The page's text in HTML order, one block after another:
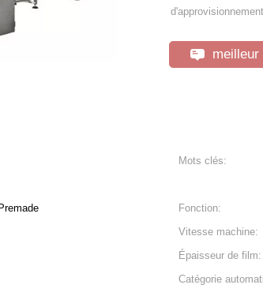
meilleur
Mots clés:
Fonction:
Vitesse machine:
Épaisseur de film:
Catégorie